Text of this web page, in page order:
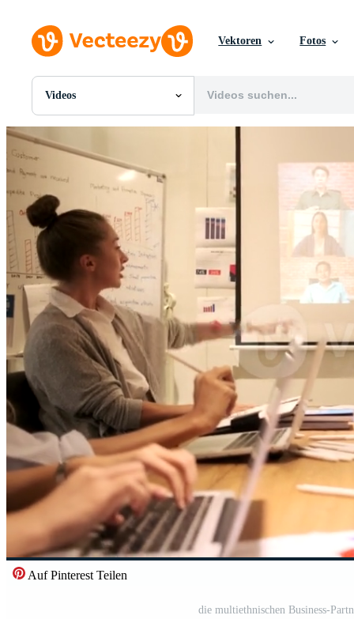
Vektoren Fotos
Videos
Alle Bilder
PNGs
SVGs
Vektoren
Motion Graphics
Redaktionelle Bilder
Redaktionelle Ereignisse
Auf Pinterest Teilen
die multiethnischen Business-